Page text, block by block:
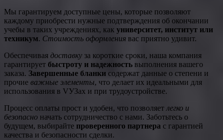
Мы гарантируем доступные цены, которые позволяют
каждому приобрести нужные подтверждения об окончании
учебы в таких учреждениях, как университет, институт или
техникум. Стоимость оформления вас приятно удивит.
Обеспечивая доставку за короткие сроки, наша компания
гарантирует быстроту и надежность выполнения вашего
заказа. Завершенные бланки содержат данные о степени и
прочие важные элементы, что делает их идеальными для
использования в VУЗах и при трудоустройстве.
Процесс оплаты прост и удобен, что позволяетлегко и
безопасно начать сотрудничество с нами. Заботьтесь о
будущем, выбирайте проверенного партнера с гарантией
качества и безопасности сделки.